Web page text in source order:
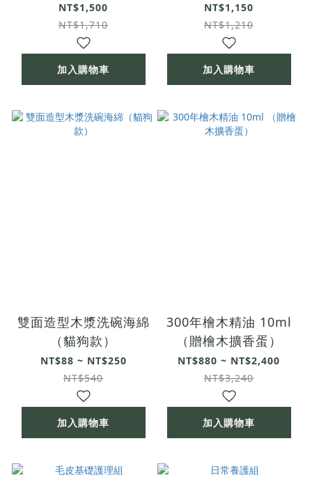
NT$1,500
NT$1,710
加入購物車
NT$1,150
NT$1,210
加入購物車
雙面造型木漿洗碗海綿
（貓狗款）
NT$88 ~ NT$250
NT$540
加入購物車
300年檜木精油 10ml
（贈檜木擴香蛋）
NT$880 ~ NT$2,400
NT$3,240
加入購物車